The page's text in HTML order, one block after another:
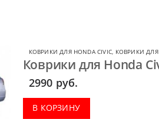
КОВРИКИ ДЛЯ HONDA CIVIC, КОВРИКИ ДЛЯ
Коврики для Honda
2990 руб.
В КОРЗИНУ